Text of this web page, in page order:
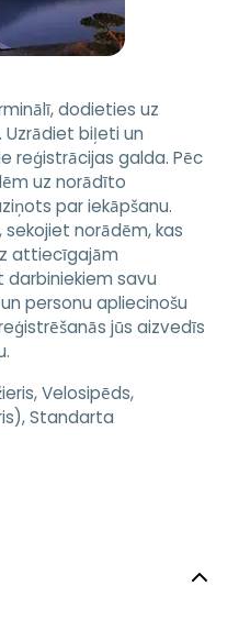
dodieties uz
Uzrādiet biļeti un
reģistrācijas galda. Pēc
uz norādīto
par iekāpšanu.
norādēm, kas
attiecīgajām
darbiniekiem savu
personu apliecinošu
jūs aizvedīs
Velosipēds,
Standarta